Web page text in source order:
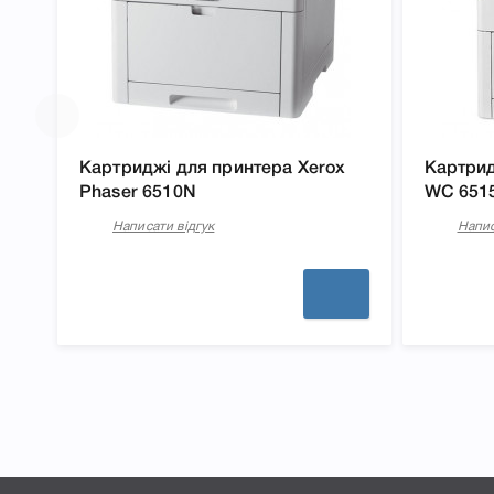
Картриджі для принтера Xerox
Phaser 6510N
Написати відгук
WC